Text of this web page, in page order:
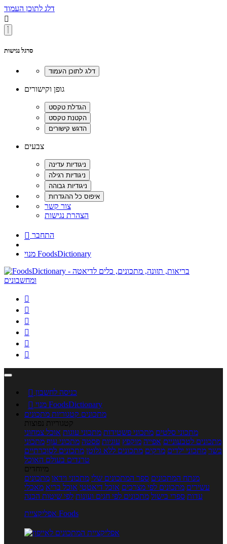
דלג לתוכן העמוד

סרגל נגישות
גופן וקישורים
צבעים
צור קשר
הצהרת נגישות
 התחבר
מנוי FoodsDictionary






 כניסה לחשבון

מנוי FoodsDictionary
מתכונים קטגוריות מתכונים
קטגוריות נפוצות
מתכוני סלטים מתכוני פשטידות מתכוני עוגות אוכל צמחוני
מתכונים לטבעוניים אפייה מוקפץ עוגיות פסטה מתכוני עוף מתכוני
בשר מתכוני ילדים מרקים מתכונים ללא גלוטן מתכונים לסוכרתיים
טרנדים בעולם האוכל
מיוחדים
מנתח המתכונים ספר המתכונים שלי מתכוני וידאו מתכונים
עשירים מתכונים לפי מצרכים אוכל דיאטטי אוכל בריא מאכלי
עדות ספרי בישול מתכונים לפי חגים ועונות לפי שיטות הכנה
אפליקציית Foods